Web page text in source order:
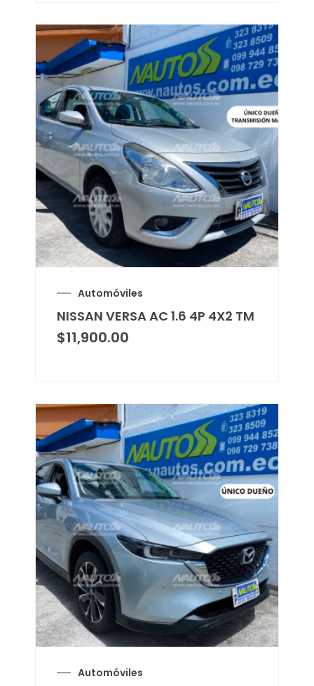
Automóviles
NISSAN VERSA AC 1.6 4P 4X2 TM
$11,900.00
Automóviles